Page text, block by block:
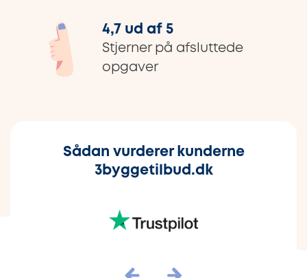
4,7 ud af 5
Stjerner på afsluttede
opgaver
Sådan vurderer kunderne
3byggetilbud.dk